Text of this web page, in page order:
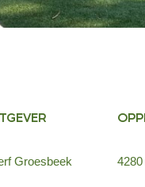
Groesbeek